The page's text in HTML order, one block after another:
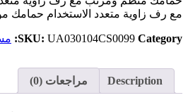
مع رف زاوية متعدد الاستخدام حمامك
SKU: UA030104CS0099 Category:
Description مراجعات (0)